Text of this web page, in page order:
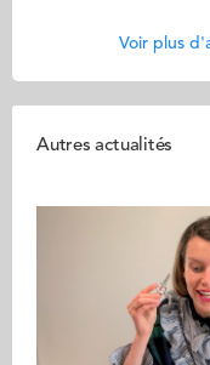
Voir plus
Autres actualités